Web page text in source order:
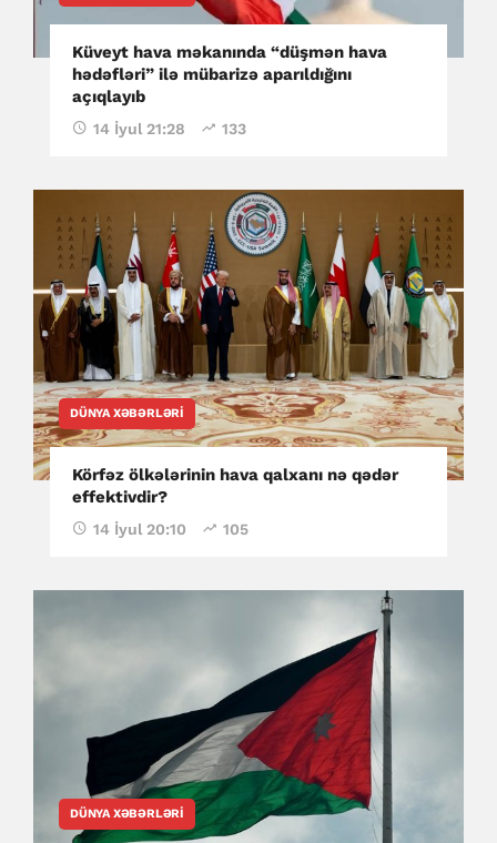
Küveyt hava məkanında “düşmən hava
hədəfləri” ilə mübarizə aparıldığını
açıqlayıb
14 İyul 21:28 133
DÜNYA XƏBƏRLƏRI
Körfəz ölkələrinin hava qalxanı nə qədər
effektivdir?
14 İyul 20:10 105
DÜNYA XƏBƏRLƏRI